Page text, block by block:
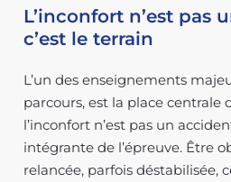
L’inconfort n’est pas
c’est le terrain
L’un des enseignements
parcours, est la place centrale
l’inconfort n’est pas un
intégrante de l’épreuve. Être
relancée, parfois déstabilisée,